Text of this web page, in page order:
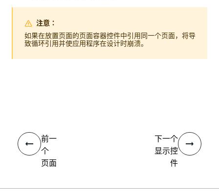
注意：
如果在放置页面的页面容器控件中引用同一个页面，将导
致循环引用并使应用程序在设计时崩溃。
前一
个
页面
下一个
显示控
件